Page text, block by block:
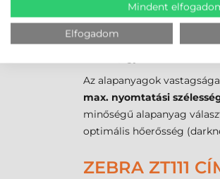
A pontos pozicionálásról
(átmenő) címkeérzékelő is
címkeközöket, a fekete
értéket, így rendkívül
Az alapanyagok vastagsága
max. nyomtatási
minőségű alapanyag
optimális hőerősség
ZEBRA ZT111
Mindent
Elfogadom